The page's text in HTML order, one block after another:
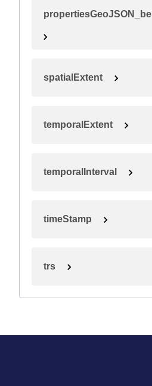
spatialExtent
temporalExtent
temporalInterval
timeStamp
trs